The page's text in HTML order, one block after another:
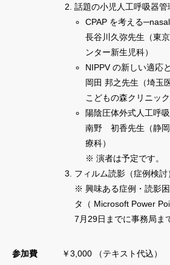
話題の小児人工呼吸器
CPAP を考える
長谷川久弥先生（東
ンター新生児科）
NIPPV の新しい適応
岡田 邦之先生（埼玉
こどもの森クリニック
陽陰圧体外式人工呼
南野 初香先生（静
療科）
※ 演者は予定です。
フィルム読影（症例検討
※ 興味ある症例・読影
タ（ Microsoft Power
7月29日までに事務局ま
参加費
￥3,000 （テキスト代込）
学会について
入会のご案内
学会発行物
学術集会
講習会・研修会
このサイトについて
個人情報について
SNS 運用ポリシー
サイトマップ
お問い合わせ